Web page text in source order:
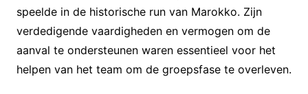
speelde in de historische run van Marokko. Zijn
verdedigende vaardigheden en vermogen om de
aanval te ondersteunen waren essentieel voor het
helpen van het team om de groepsfase te overleven.